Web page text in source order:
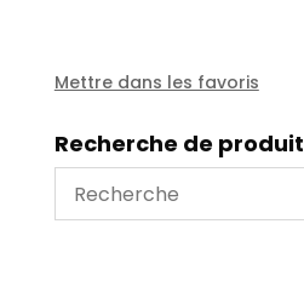
100
600
+
jonction
F
Mettre dans les favoris
Recherche de produit